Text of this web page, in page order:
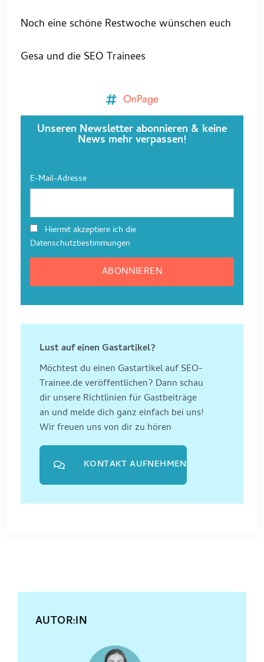
Noch eine schöne Restwoche wünschen euch
Gesa und die SEO Trainees
OnPage
Unseren Newsletter abonnieren & keine
News mehr verpassen!
E-Mail-Adresse
Hiermit akzeptiere ich die
Datenschutzbestimmungen
Lust auf einen Gastartikel?
Möchtest du einen Gastartikel auf SEO-
Trainee.de veröffentlichen? Dann schau
dir unsere Richtlinien für Gastbeiträge
an und melde dich ganz einfach bei uns!
Wir freuen uns von dir zu hören
KONTAKT AUFNEHMEN
AUTOR:IN